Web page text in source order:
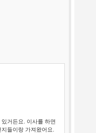
거든요. 이사를 하면
들이랑 가져왔어요.